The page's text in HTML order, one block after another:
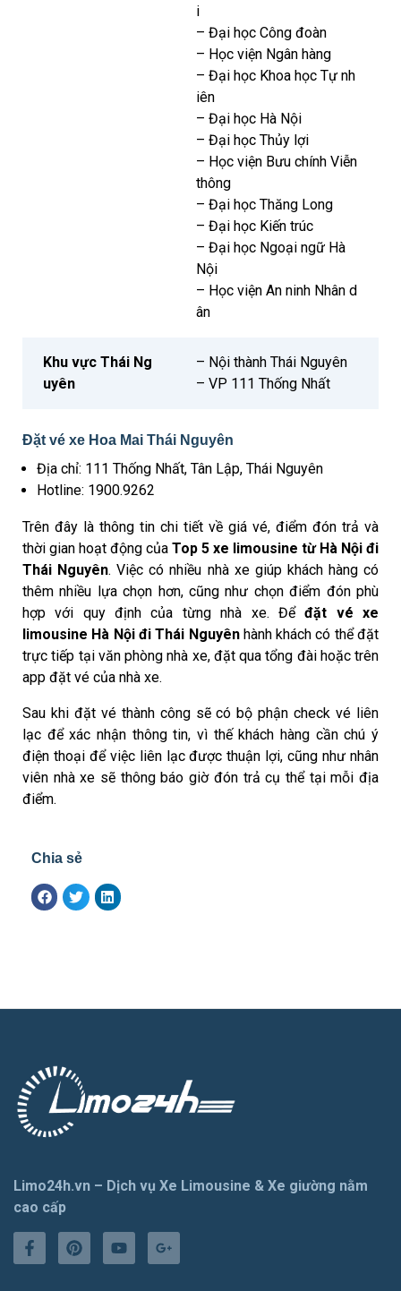
i
– Đại học Công đoàn
– Học viện Ngân hàng
– Đại học Khoa học Tự nh
iên
– Đại học Hà Nội
– Đại học Thủy lợi
– Học viện Bưu chính Viễn
thông
– Đại học Thăng Long
– Đại học Kiến trúc
– Đại học Ngoại ngữ Hà
Nội
– Học viện An ninh Nhân d
ân
Khu vực Thái Ng
uyên
– Nội thành Thái Nguyên
– VP 111 Thống Nhất
Đặt vé xe Hoa Mai Thái Nguyên
Địa chỉ: 111 Thống Nhất, Tân Lập, Thái Nguyên
Hotline: 1900.9262
Trên đây là thông tin chi tiết về giá vé, điểm đón trả và
thời gian hoạt động của Top 5 xe limousine từ Hà Nội đi
Thái Nguyên. Việc có nhiều nhà xe giúp khách hàng có
thêm nhiều lựa chọn hơn, cũng như chọn điểm đón phù
hợp với quy định của từng nhà xe. Đểđặt vé xe
limousine Hà Nội đi Thái Nguyênhành khách có thể đặt
trực tiếp tại văn phòng nhà xe, đặt qua tổng đài hoặc trên
app đặt vé của nhà xe.
Sau khi đặt vé thành công sẽ có bộ phận check vé liên
lạc để xác nhận thông tin, vì thế khách hàng cần chú ý
điện thoại để việc liên lạc được thuận lợi, cũng như nhân
viên nhà xe sẽ thông báo giờ đón trả cụ thể tại mỗi địa
điểm.
Chia sẻ
Limo24h.vn – Dịch vụ Xe Limousine & Xe giường nằm
cao cấp